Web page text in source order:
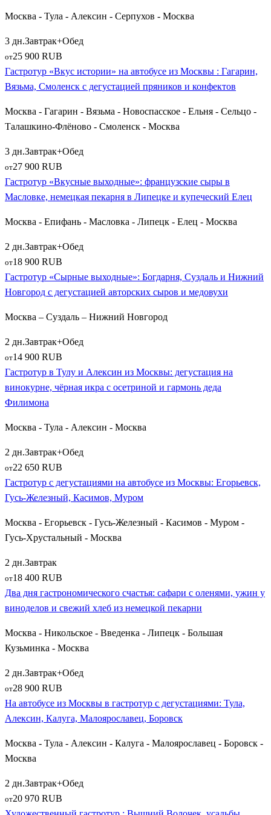
кулинарный тур
Планируя гастрономическое путешествие из Москвы,
отталкивайтесь от количества свободных дней и своих
суббота и воскресенье, выбирайте ближние туры на 1-2 дня в
отпуска отлично подойдут круговые маршруты по Липецкой
области или Поволжью. Все переезды осуществляются на
современных комфортабельных автобусах, а дегустации
проводятся в уютных этнографических комплексах и на
для себя удивительное гастрономическое разнообразие и
гостеприимство родной страны!
Москва - Тула - Алексин - Серпухов - Москва
3 дн.Завтрак+Обед
от25 900 RUB
Гастротур «Вкус истории» на автобусе из Москвы : Гагарин,
Вязьма, Смоленск с дегустацией пряников и конфектов
Москва - Гагарин - Вязьма - Новоспасское - Ельня - Сельцо -
Талашкино-Флёново - Смоленск - Москва
3 дн.Завтрак+Обед
от27 900 RUB
Гастротур «Вкусные выходные»: французские сыры в
Масловке, немецкая пекарня в Липецке и купеческий Елец
Москва - Епифань - Масловка - Липецк - Елец - Москва
2 дн.Завтрак+Обед
от18 900 RUB
Гастротур «Сырные выходные»: Богдарня, Суздаль и Нижний
Новгород с дегустацией авторских сыров и медовухи
Москва – Суздаль – Нижний Новгород
2 дн.Завтрак+Обед
от14 900 RUB
Гастротур в Тулу и Алексин из Москвы: дегустация на
винокурне, чёрная икра с осетриной и гармонь деда
Филимона
Москва - Тула - Алексин - Москва
2 дн.Завтрак+Обед
от22 650 RUB
Гастротур с дегустациями на автобусе из Москвы: Егорьевск,
Гусь-Железный, Касимов, Муром
Москва - Егорьевск - Гусь-Железный - Касимов - Муром -
Гусь-Хрустальный - Москва
2 дн.Завтрак
от18 400 RUB
Два дня гастрономического счастья: сафари с оленями, ужин у
виноделов и свежий хлеб из немецкой пекарни
Москва - Никольское - Введенка - Липецк - Большая
Кузьминка - Москва
2 дн.Завтрак+Обед
от28 900 RUB
На автобусе из Москвы в гастротур с дегустациями: Тула,
Алексин, Калуга, Малоярославец, Боровск
Москва - Тула - Алексин - Калуга - Малоярославец - Боровск -
Москва
2 дн.Завтрак+Обед
от20 970 RUB